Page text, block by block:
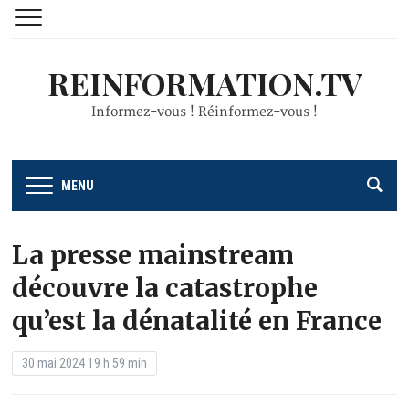
REINFORMATION.TV
Informez-vous ! Réinformez-vous !
MENU
La presse mainstream
découvre la catastrophe
qu’est la dénatalité en France
30 mai 2024 19 h 59 min